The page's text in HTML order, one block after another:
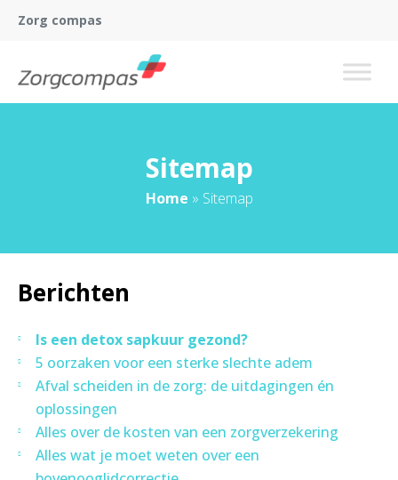
Zorg compas
Sitemap
Home » Sitemap
Berichten
Is een detox sapkuur gezond?
5 oorzaken voor een sterke slechte adem
Afval scheiden in de zorg: de uitdagingen én
oplossingen
Alles over de kosten van een zorgverzekering
Alles wat je moet weten over een